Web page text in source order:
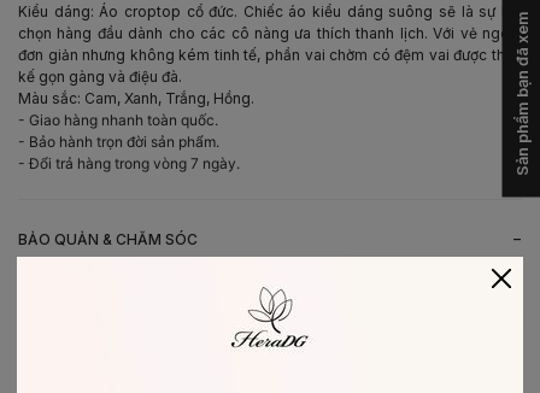
Kiểu dáng: Áo croptop cổ đức. Chiếc áo kiểu dáng suông sẽ là sự lựa
chọn hàng đầu dành cho các cô nàng ưa thích thanh lịch. Với vẻ ngoài
đơn giản nhưng không kém tinh tế, phần vai chờm có đệm vai được thiết
kế gọn gàng và điệu đà.
Màu sắc: Cam, Xanh, Trắng, Hồng.
- Giao hàng nhanh toàn quốc.
- Bảo hành trọn đời sản phẩm.
- Đổi trả hàng trong vòng 7 ngày.
BẢO QUẢN & CHĂM SÓC -
- Không giặt sản phẩm với thuốc tẩy có chứa Clo
- Không nên giặt chung các sản phẩm khác màu với nhau
- Nên phơi khô trong bóng râm
Sản phẩm bạn đã xem